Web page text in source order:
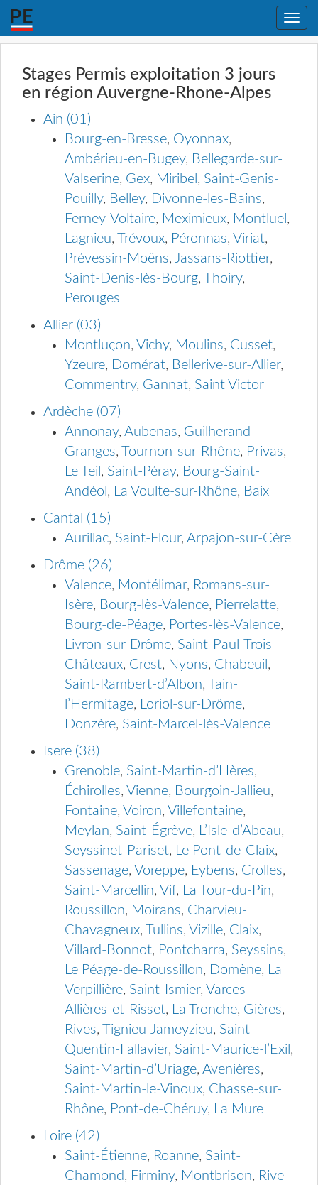
Toggle
Stages Permis exploitation 3 jours
en région Auvergne-Rhone-Alpes
Ain (01)
Bourg-en-Bresse, Oyonnax,
Ambérieu-en-Bugey, Bellegarde-sur-
Valserine, Gex, Miribel , Saint-Genis-
Pouilly, Belley, Divonne-les-Bains,
Ferney-Voltaire, Meximieux, Montluel ,
Lagnieu, Trévoux, Péronnas, Viriat,
Prévessin-Moëns, Jassans-Riottier,
Saint-Denis-lès-Bourg, Thoiry,
Perouges
Allier (03)
Montluçon, Vichy, Moulins, Cusset,
Yzeure, Domérat, Bellerive-sur-Allier,
Commentry, Gannat, Saint Victor
Ardèche (07)
Annonay, Aubenas, Guilherand-
Granges, Tournon-sur-Rhône, Privas,
Le Teil , Saint-Péray, Bourg-Saint-
Andéol , La Voulte-sur-Rhône, Baix
Cantal (15)
Aurillac, Saint-Flour, Arpajon-sur-Cère
Drôme (26)
Valence, Montélimar, Romans-sur-
Isère, Bourg-lès-Valence, Pierrelatte,
Bourg-de-Péage, Portes-lès-Valence,
Livron-sur-Drôme, Saint-Paul-Trois-
Châteaux, Crest, Nyons, Chabeuil ,
Saint-Rambert-d’Albon,
Tain-
l’Hermitage, Loriol-sur-Drôme,
Donzère, Saint-Marcel-lès-Valence
Isere (38)
Grenoble, Saint-Martin-d’Hères,
Échirolles, Vienne, Bourgoin-Jallieu,
Fontaine, Voiron, Villefontaine,
Meylan, Saint-Égrève, L’Isle-d’Abeau,
Seyssinet-Pariset, Le Pont-de-Claix,
Sassenage, Voreppe, Eybens, Crolles,
Saint-Marcellin, Vif, La Tour-du-Pin,
Roussillon, Moirans, Charvieu-
Chavagneux, Tullins, Vizille, Claix,
Villard-Bonnot, Pontcharra, Seyssins,
Le Péage-de-Roussillon, Domène, La
Verpillière, Saint-Ismier, Varces-
Allières-et-Risset, La Tronche, Gières,
Rives, Tignieu-Jameyzieu, Saint-
Quentin-Fallavier, Saint-Maurice-l’Exil ,
Saint-Martin-d’Uriage, Avenières,
Saint-Martin-le-Vinoux, Chasse-sur-
Rhône, Pont-de-Chéruy, La Mure
Loire (42)
Saint-Étienne, Roanne, Saint-
Chamond, Firminy, Montbrison, Rive-